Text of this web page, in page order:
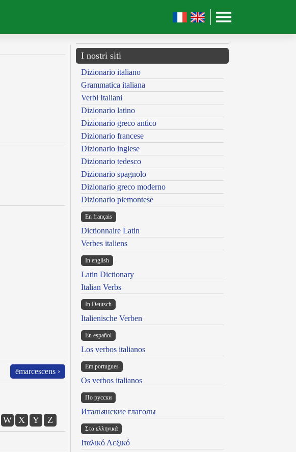
ēmarcescens ›
W X Y Z
I nostri siti
Dizionario italiano
Grammatica italiana
Verbi Italiani
Dizionario latino
Dizionario greco antico
Dizionario francese
Dizionario inglese
Dizionario tedesco
Dizionario spagnolo
Dizionario greco moderno
Dizionario piemontese
En français
Dictionnaire Latin
Verbes italiens
In english
Latin Dictionary
Italian Verbs
In Deutsch
Italienische Verben
En español
Los verbos italianos
Em portugues
Os verbos italianos
По русски
Итальянские глаголы
Στα ελληνικά
Ιταλικό Λεξικό